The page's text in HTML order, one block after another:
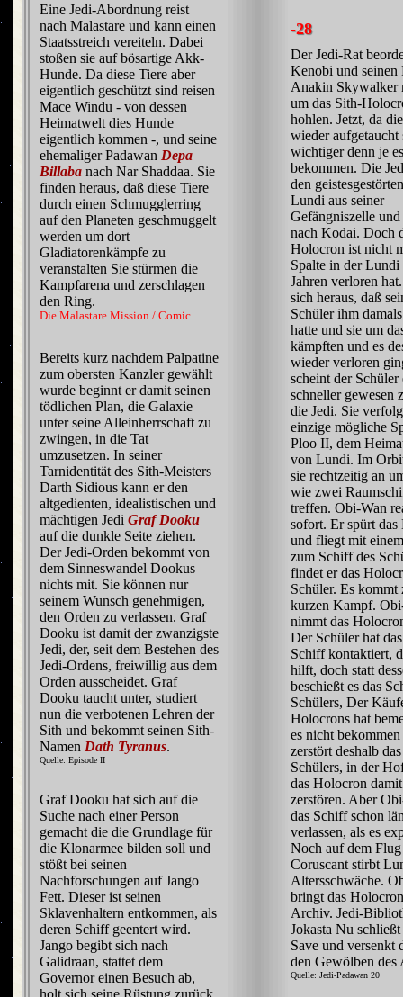
Eine Jedi-Abordnung reist
nach Malastare und kann einen
Staatsstreich vereiteln. Dabei
stoßen sie auf bösartige Akk-
Hunde. Da diese Tiere aber
eigentlich geschützt sind reisen
Mace Windu - von dessen
Heimatwelt dies Hunde
eigentlich kommen -, und seine
ehemaliger Padawan Depa
Billaba nach Nar Shaddaa. Sie
finden heraus, daß diese Tiere
durch einen Schmugglerring
auf den Planeten geschmuggelt
werden um dort
Gladiatorenkämpfe zu
veranstalten Sie stürmen die
Kampfarena und zerschlagen
den Ring.
Die Malastare Mission / Comic
Bereits kurz nachdem Palpatine
zum obersten Kanzler gewählt
wurde beginnt er damit seinen
tödlichen Plan, die Galaxie
unter seine Alleinherrschaft zu
zwingen, in die Tat
umzusetzen. In seiner
Tarnidentität des Sith-Meisters
Darth Sidious kann er den
altgedienten, idealistischen und
mächtigen JediGraf Dooku
auf die dunkle Seite ziehen.
Der Jedi-Orden bekommt von
dem Sinneswandel Dookus
nichts mit. Sie können nur
seinem Wunsch genehmigen,
den Orden zu verlassen. Graf
Dooku ist damit der zwanzigste
Jedi, der, seit dem Bestehen des
Jedi-Ordens, freiwillig aus dem
Orden ausscheidet. Graf
Dooku taucht unter, studiert
nun die verbotenen Lehren der
Sith und bekommt seinen Sith-
Namen Dath Tyranus.
Quelle: Episode II
Graf Dooku hat sich auf die
Suche nach einer Person
gemacht die die Grundlage für
die Klonarmee bilden soll und
stößt bei seinen
Nachforschungen auf Jango
Fett. Dieser ist seinen
Sklavenhaltern entkommen, als
deren Schiff geentert wird.
Jango begibt sich nach
Galidraan, stattet dem
Governor einen Besuch ab,
holt sich seine Rüstung zurück
-28
Der Jedi-Rat
Kenobi und seinen
Anakin Skywalker
um das Sith-
hohlen. Jetzt, da
wieder aufgetaucht
wichtiger denn je
bekommen. Die
den
Lundi aus seiner
Gefängniszelle
nach Kodai. Doch
Holocron ist nicht
Spalte in der Lundi
Jahren verloren
sich heraus, daß
Schüler ihm
hatte und sie um
kämpften und es
wieder verloren
scheint der Schüler
schneller gewesen
die Jedi. Sie
einzige mögliche
Ploo II, dem
von Lundi. Im
sie rechtzeitig an
wie zwei
treffen. Obi-Wan
sofort. Er spürt
und fliegt mit
zum Schiff des
findet er das
Schüler. Es kommt
kurzen Kampf.
nimmt das
Der Schüler hat
Schiff kontaktiert,
hilft, doch statt
beschießt es das
Schülers, Der
Holocrons hat
es nicht
zerstört deshalb
Schülers, in der
das Holocron
zerstören. Aber
das Schiff schon
verlassen, als es
Noch auf dem
Coruscant stirbt
Altersschwäche.
bringt das
Archiv. Jedi-
Jokasta Nu
Save und versenkt
den Gewölben des
Quelle: Jedi-Padawan 20